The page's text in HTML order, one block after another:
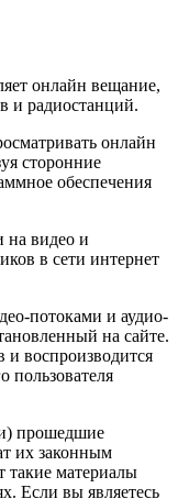
онлайн вещание,
и радиостанций.
онлайн
сторонние
обеспечения
на видео и
в сети интернет
потоками и аудио-
на сайте.
и воспроизводится
пользователя
прошедшие
их законным
такие материалы
Если вы являетесь